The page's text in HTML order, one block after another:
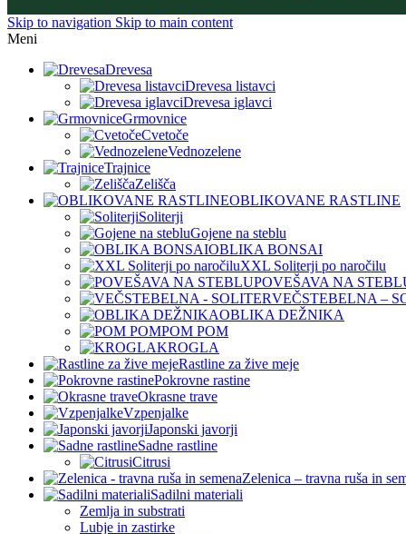
Skip to navigation Skip to main content
Meni
Drevesa
Drevesa listavci
Drevesa iglavci
Grmovnice
Cvetoče
Vednozelene
Trajnice
Zelišča
OBLIKOVANE RASTLINE
Soliterji
Gojene na steblu
OBLIKA BONSAI
XXL Soliterji po naročilu
POVEŠAVA NA
VEČSTEBELNA –
OBLIKA DEŽNIKA
POM POM
KROGLA
Rastline za žive meje
Pokrovne rastine
Okrasne trave
Vzpenjalke
Japonski javorji
Sadne rastline
Citrusi
Zelenica – travna ruša in
Sadilni materiali
Zemlja in substrati
Lubje in zastirke